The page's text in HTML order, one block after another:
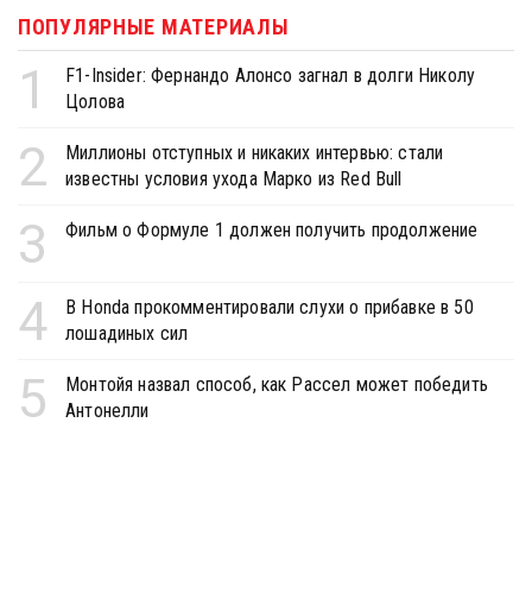
ПОПУЛЯРНЫЕ МАТЕРИАЛЫ
1
F1-Insider: Фернандо Алонсо загнал в долги Николу
Цолова
2
Миллионы отступных и никаких интервью: стали
известны условия ухода Марко из Red Bull
3 Фильм о Формуле 1 должен получить продолжение
4
В Honda прокомментировали слухи о прибавке в 50
лошадиных сил
5
Монтойя назвал способ, как Рассел может победить
Антонелли